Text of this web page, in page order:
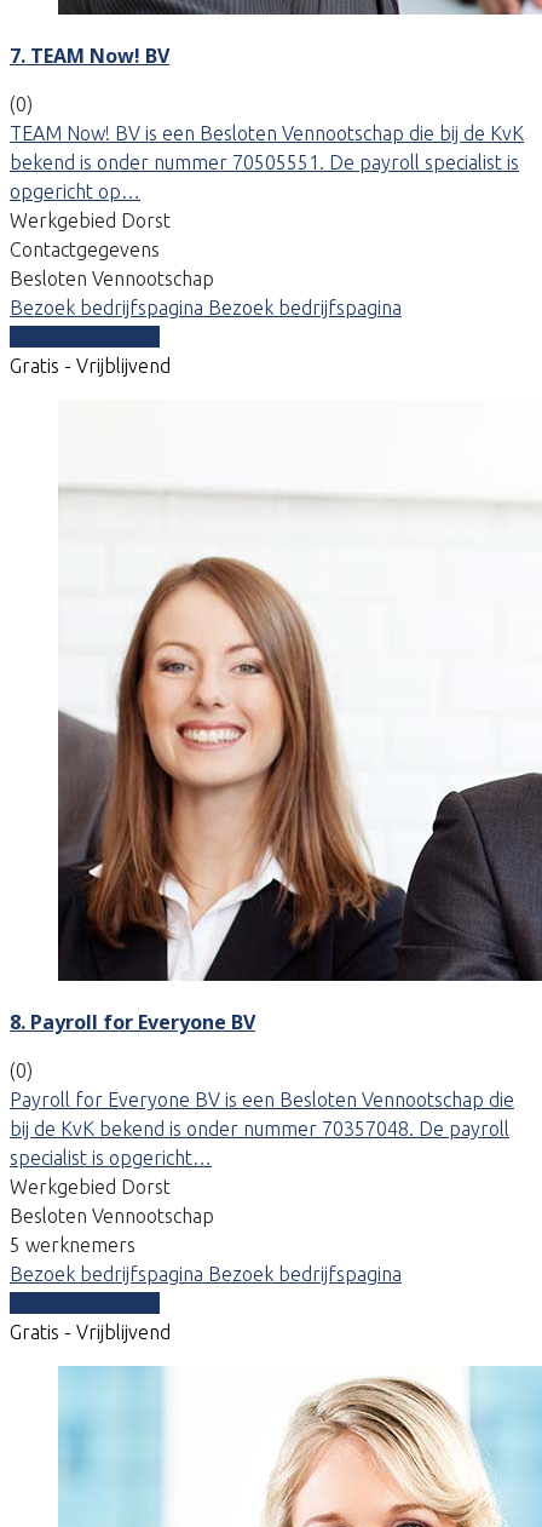
7. TEAM Now! BV
(0)
TEAM Now! BV is een Besloten Vennootschap die bij de KvK
bekend is onder nummer 70505551. De payroll specialist is
opgericht op…
Werkgebied Dorst
Contactgegevens
Besloten Vennootschap
Bezoek bedrijfspagina Bezoek bedrijfspagina
Gratis - Vrijblijvend
8. Payroll for Everyone BV
(0)
Payroll for Everyone BV is een Besloten Vennootschap die
bij de KvK bekend is onder nummer 70357048. De payroll
specialist is opgericht…
Werkgebied Dorst
Besloten Vennootschap
5 werknemers
Bezoek bedrijfspagina Bezoek bedrijfspagina
Gratis - Vrijblijvend